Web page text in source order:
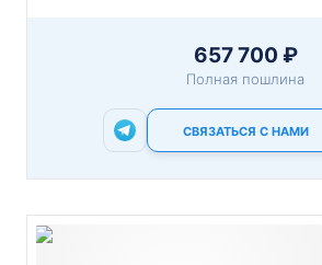
657 700 ₽
Полная пошлина
СВЯЗАТЬСЯ С НАМИ